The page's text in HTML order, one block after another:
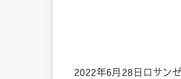
2022年6月28日ロサン